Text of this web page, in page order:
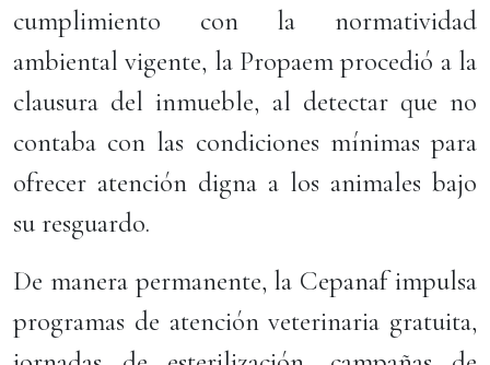
cumplimiento con la normatividad
ambiental vigente, la Propaem procedió a la
clausura del inmueble, al detectar que no
contaba con las condiciones mínimas para
ofrecer atención digna a los animales bajo
su resguardo.
De manera permanente, la Cepanaf impulsa
programas de atención veterinaria gratuita,